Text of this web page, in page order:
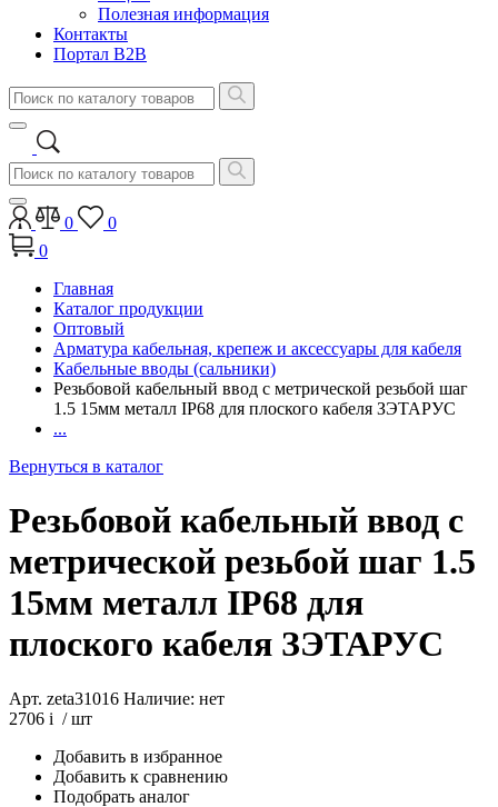
Полезная информация
Контакты
Портал B2B
0
0
0
Главная
Каталог продукции
Оптовый
Арматура кабельная, крепеж и аксессуары для кабеля
Кабельные вводы (сальники)
Резьбовой кабельный ввод с метрической резьбой шаг
1.5 15мм металл IP68 для плоского кабеля ЗЭТАРУС
...
Вернуться в каталог
Резьбовой кабельный ввод с
метрической резьбой шаг 1.5
15мм металл IP68 для
плоского кабеля ЗЭТАРУС
Арт. zeta31016 Наличие: нет
2706 i / шт
Добавить в избранное
Добавить к сравнению
Подобрать аналог